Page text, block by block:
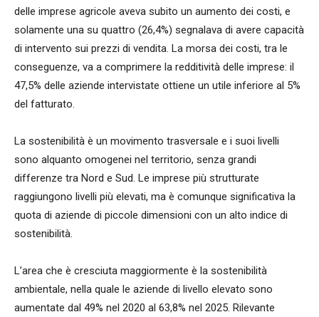
delle imprese agricole aveva subito un aumento dei costi, e
solamente una su quattro (26,4%) segnalava di avere capacità
di intervento sui prezzi di vendita. La morsa dei costi, tra le
conseguenze, va a comprimere la redditività delle imprese: il
47,5% delle aziende intervistate ottiene un utile inferiore al 5%
del fatturato.
La sostenibilità è un movimento trasversale e i suoi livelli
sono alquanto omogenei nel territorio, senza grandi
differenze tra Nord e Sud. Le imprese più strutturate
raggiungono livelli più elevati, ma è comunque significativa la
quota di aziende di piccole dimensioni con un alto indice di
sostenibilità.
L’area che è cresciuta maggiormente è la sostenibilità
ambientale, nella quale le aziende di livello elevato sono
aumentate dal 49% nel 2020 al 63,8% nel 2025. Rilevante